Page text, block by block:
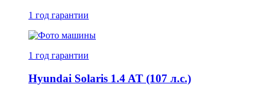
1 год гарантии
1 год гарантии
Hyundai Solaris 1.4 AT (107 л.с.)